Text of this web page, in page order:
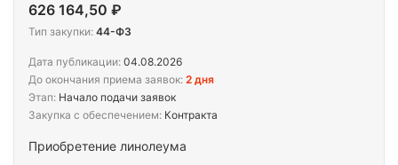
Приобретение линолеума
626 164,50 ₽
Тип закупки: 44-ФЗ
Дата публикации: 04.08.2026
До окончания приема заявок: 2 дня
Этап: Начало подачи заявок
Закупка с обеспечением: Контракта